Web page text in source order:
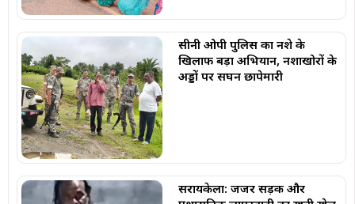
सीनी ओपी पुलिस का नशे के
खिलाफ बड़ा अभियान, नशाखोरों के
अड्डों पर सघन छापेमारी
सरायकेला: जर्जर सड़क और